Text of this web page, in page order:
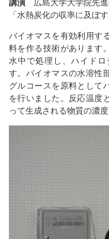
講演 広島大学大学院先
「水熱炭化の収率に及ぼ
バイオマスを有効利用す
料を作る技術があります
水中で処理し、ハイド
す。バイオマスの水溶性
グルコースを原料として
を行いました。反応温度
って生成される物質の濃度